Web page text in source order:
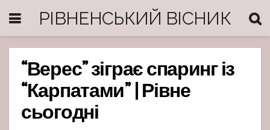
РІВНЕНСЬКИЙ ВІСНИК
“Верес” зіграє спаринг із
“Карпатами” | Рівне
сьогодні